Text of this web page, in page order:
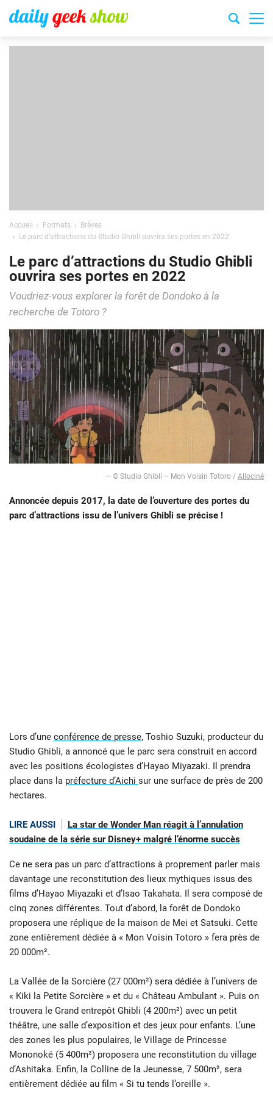
Accueil Formats
Brèves
Le parc d’attractions du Studio Ghibli ouvrira ses portes en 2022
Le parc d’attractions du Studio Ghibli
ouvrira ses portes en 2022
Voudriez-vous explorer la forêt de Dondoko à la
recherche de Totoro ?
— © Studio Ghibli – Mon Voisin Totoro / Allociné
Annoncée depuis 2017, la date de l’ouverture des portes du
parc d’attractions issu de l’univers Ghibli se précise !
Lors d’une conférence de presse, Toshio Suzuki, producteur du
Studio Ghibli, a annoncé que le parc sera construit en accord
avec les positions écologistes d’Hayao Miyazaki. Il prendra
place dans la préfecture d’Aichi sur une surface de près de 200
hectares.
LIRE AUSSI
La star de Wonder Man réagit à l’annulation
soudaine de la série sur Disney+ malgré l’énorme succès
Ce ne sera pas un parc d’attractions à proprement parler mais
davantage une reconstitution des lieux mythiques issus des
films d’Hayao Miyazaki et d’Isao Takahata. Il sera composé de
cinq zones différentes. Tout d’abord, la forêt de Dondoko
proposera une réplique de la maison de Mei et Satsuki. Cette
zone entièrement dédiée à « Mon Voisin Totoro » fera près de
20 000m².
La Vallée de la Sorcière (27 000m²) sera dédiée à l’univers de
« Kiki la Petite Sorcière » et du « Château Ambulant ». Puis on
trouvera le Grand entrepôt Ghibli (4 200m²) avec un petit
théâtre, une salle d’exposition et des jeux pour enfants. L’une
des zones les plus populaires, le Village de Princesse
Mononoké (5 400m²) proposera une reconstitution du village
d’Ashitaka. Enfin, la Colline de la Jeunesse, 7 500m², sera
entièrement dédiée au film « Si tu tends l’oreille ».